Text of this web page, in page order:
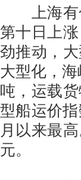
上海有色
第十日上
劲推动，
大型化，
吨，运载
型船运价指
月以来最
元。